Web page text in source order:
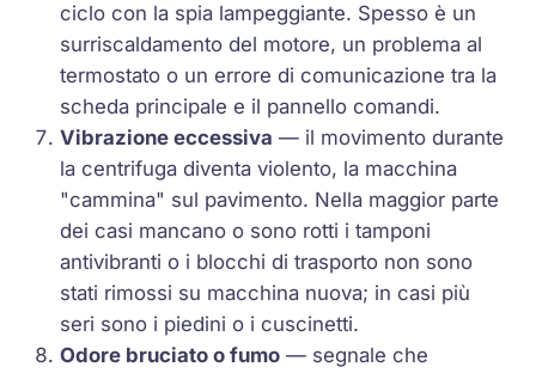
ciclo con la spia lampeggiante. Spesso è un
surriscaldamento del motore, un problema al
termostato o un errore di comunicazione tra la
scheda principale e il pannello comandi.
Vibrazione eccessiva — il movimento durante
la centrifuga diventa violento, la macchina
"cammina" sul pavimento. Nella maggior parte
dei casi mancano o sono rotti i tamponi
antivibranti o i blocchi di trasporto non sono
stati rimossi su macchina nuova; in casi più
seri sono i piedini o i cuscinetti.
Odore bruciato o fumo — segnale che